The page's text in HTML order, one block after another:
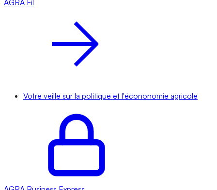
AGRA Fil
Votre veille sur la politique et l'écononomie agricole